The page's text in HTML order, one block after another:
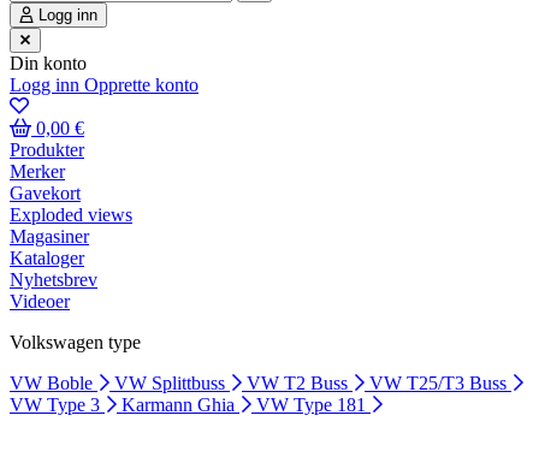
Logg inn
Din konto
Logg inn Opprette konto
0,00 €
Produkter
Merker
Gavekort
Exploded views
Magasiner
Kataloger
Nyhetsbrev
Videoer
Volkswagen type
VW Boble
VW Splittbuss VW T2 Buss
VW T25/T3 Buss
VW Type 3
Karmann Ghia VW Type 181